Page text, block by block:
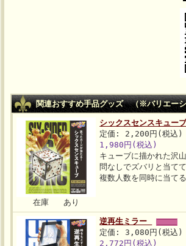
関連おすすめ手品グッズ （※バリエー
在庫 あり
シックスセンスキュー
定価: 2,200円(税込)
1,980円(税込)
キューブに描かれた沢
問なしでズバリと当て
複数人数を同時に当て
逆再生ミラー
定価: 3,080円(税込)
2,772円(税込)